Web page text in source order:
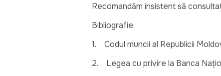
Recomandăm insistent să
Bibliografie:
1. Codul muncii al Republicii
2. Legea cu privire la Banca